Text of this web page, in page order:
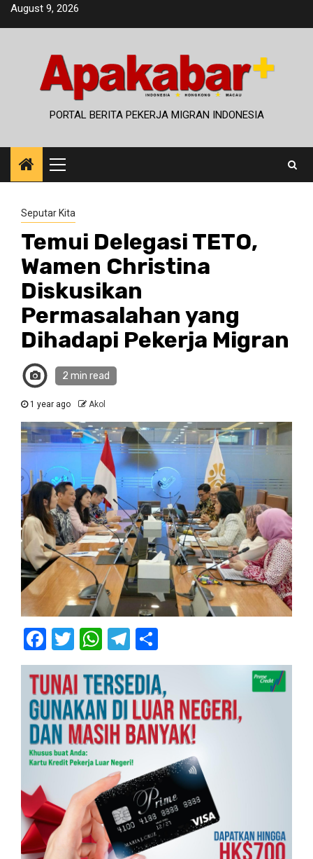
SkipAugust 9, 2026
PORTAL BERITA PEKERJA MIGRAN INDONESIA
Primary
Menu
Seputar Kita
Temui Delegasi TETO,
Wamen Christina
Diskusikan
Permasalahan yang
Dihadapi Pekerja Migran
2 min read
1 year ago Akol
Facebook
Twitter
WhatsApp
Telegram